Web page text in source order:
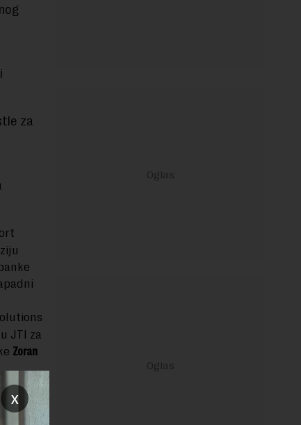
za
JTI za
Zoran
od
x